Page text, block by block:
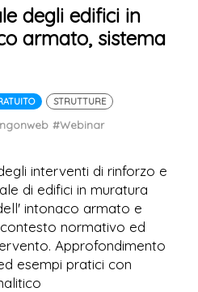
degli edifici in
armato, sistema
STRUTTURE
#Webinar
interventi di rinforzo e
di edifici in muratura
intonaco armato e
normativo ed
Approfondimento
esempi pratici con